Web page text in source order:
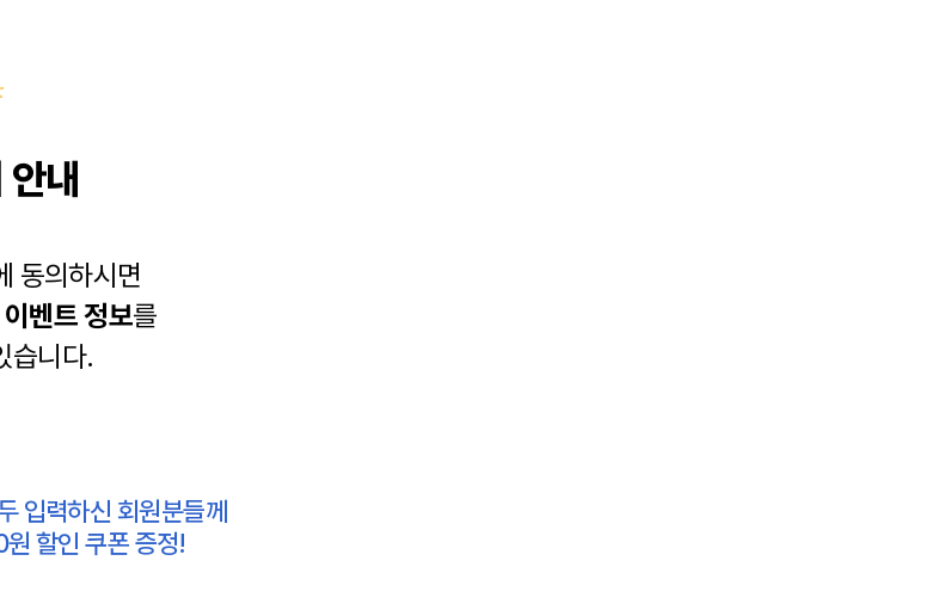
내
동의하시면
이벤트 정보를
습니다.
입력하신 회원분들께
할인 쿠폰 증정!